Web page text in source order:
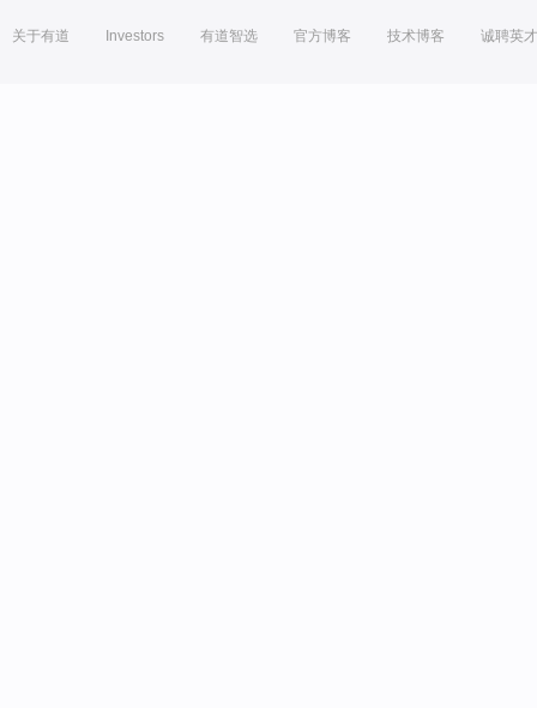
关于有道 Investors 有道智选 官方博客 技术博客 诚聘英才